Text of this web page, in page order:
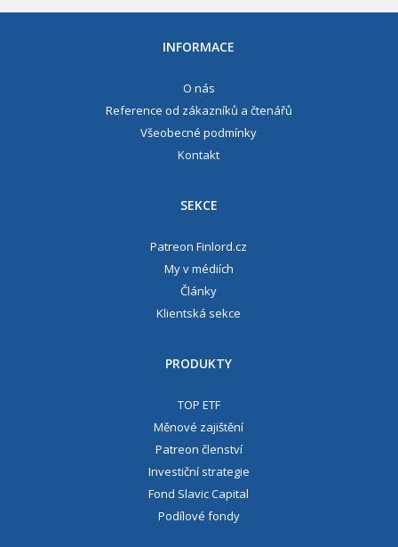
INFORMACE
O nás
Reference od zákazníků a čtenářů
Všeobecné podmínky
Kontakt
SEKCE
Patreon Finlord.cz
My v médiích
Články
Klientská sekce
PRODUKTY
TOP ETF
Měnové zajištění
Patreon členství
Investiční strategie
Fond Slavic Capital
Podílové fondy